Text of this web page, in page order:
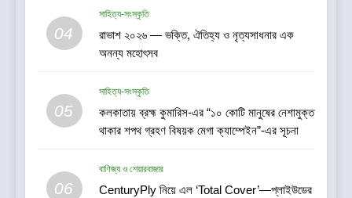
04
সাহিত্য-সংস্কৃতি
রাভাশ ২০২৬ — ভক্তি, ঐতিহ্য ও নৃত্যসাধনার এক
অনন্য মহোৎসব
05
সাহিত্য-সংস্কৃতি
কলকাতায় ব্রহ্ম কুমারিস-এর “১০ কোটি মানুষের নেশামুক্ত
থাকার শপথ গ্রহণ বিষয়ক মেগা ক্যাম্পেইন”-এর সূচনা
06
বাণিজ্য ও শেয়ারবাজার
CenturyPly নিয়ে এল ‘Total Cover’—প্লাইউডের
আন্তর্জাতিক খেতাবজয়ী ক্ষুদে দাবাড়ুদের
সম্বর্ধনা দিলো ডিব্যেন্দু বারুয়া চেস
1
বাসিরহাটে প্রথমবার টেলি-
স্বাস্থ্য